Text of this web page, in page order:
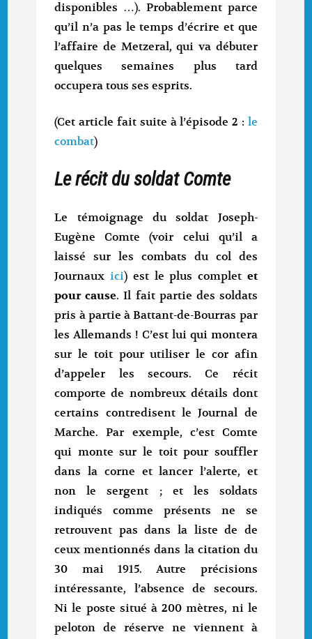
disponibles …). Probablement parce
qu’il n’a pas le temps d’écrire et que
l’affaire de Metzeral, qui va débuter
quelques semaines plus tard
occupera tous ses esprits.
(Cet article fait suite à l’épisode 2 : le
combat)
Le récit du soldat Comte
Le témoignage du soldat Joseph-
Eugène Comte (voir celui qu’il a
laissé sur les combats du col des
Journauxici) est le plus complet et
pour cause. Il fait partie des soldats
pris à partie à Battant-de-Bourras par
les Allemands ! C’est lui qui montera
sur le toit pour utiliser le cor afin
d’appeler les secours. Ce récit
comporte de nombreux détails dont
certains contredisent le Journal de
Marche. Par exemple, c’est Comte
qui monte sur le toit pour souffler
dans la corne et lancer l’alerte, et
non le sergent ; et les soldats
indiqués comme présents ne se
retrouvent pas dans la liste de de
ceux mentionnés dans la citation du
30 mai 1915. Autre précisions
intéressante, l’absence de secours.
Ni le poste situé à 200 mètres, ni le
peloton de réserve ne viennent à